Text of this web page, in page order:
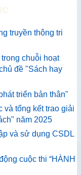
truyền thông tri
chuỗi hoạt
đề "Sách hay
triển bản thân"
và tổng kết trao giải
năm 2025
và sử dụng CSDL
cuộc thi “HÀNH